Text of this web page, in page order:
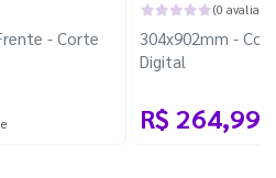
- Corte
(0
304x902mm -
Digital
R$ 264,99